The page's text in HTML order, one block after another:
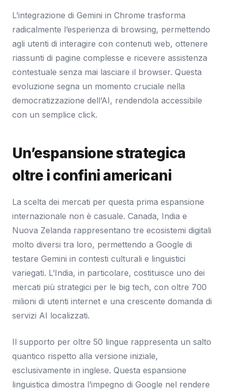
L’integrazione di Gemini in Chrome trasforma
radicalmente l’esperienza di browsing, permettendo
agli utenti di interagire con contenuti web, ottenere
riassunti di pagine complesse e ricevere assistenza
contestuale senza mai lasciare il browser. Questa
evoluzione segna un momento cruciale nella
democratizzazione dell’AI, rendendola accessibile
con un semplice click.
Un’espansione strategica
oltre i confini americani
La scelta dei mercati per questa prima espansione
internazionale non è casuale. Canada, India e
Nuova Zelanda rappresentano tre ecosistemi digitali
molto diversi tra loro, permettendo a Google di
testare Gemini in contesti culturali e linguistici
variegati. L’India, in particolare, costituisce uno dei
mercati più strategici per le big tech, con oltre 700
milioni di utenti internet e una crescente domanda di
servizi AI localizzati.
Il supporto per oltre 50 lingue rappresenta un salto
quantico rispetto alla versione iniziale,
esclusivamente in inglese. Questa espansione
linguistica dimostra l’impegno di Google nel rendere